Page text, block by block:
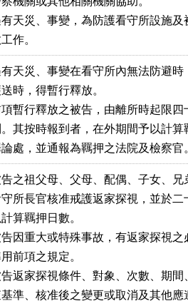
天災、事變，為防護看守所設施
作。
天災、事變在看守所內無法防避
時，得暫行釋放。
暫行釋放之被告，由離所時起限
其按時報到者，在外期間予以計
處，並通報為羈押之法院及檢察官
之祖父母、父母、配偶、子女、
所長官核准戒護返家探視，並於
計算羈押日數。
因重大或特殊事故，有返家探視
前項之規定。
返家探視條件、對象、次數、期
準、核准後之變更或取消及其他